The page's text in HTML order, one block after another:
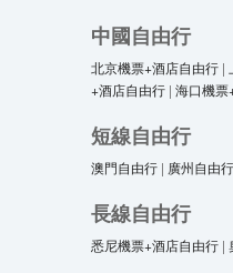
中國自由行
北京機票+酒店自由行 |
+酒店自由行 | 海口機票
短線自由行
澳門自由行 | 廣州自由行
長線自由行
悉尼機票+酒店自由行 |